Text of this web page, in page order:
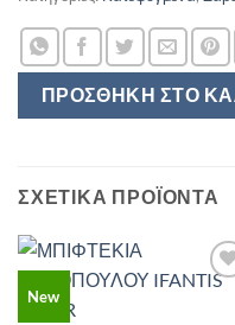
ΠΡΟΣΘΉΚΗ ΣΤΟ
ΣΧΕΤΙΚΆ ΠΡΟΪΌΝΤΑ
New